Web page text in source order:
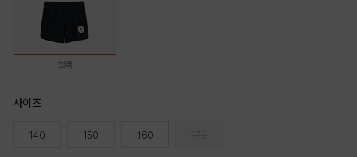
블랙
사이즈
140 150 160